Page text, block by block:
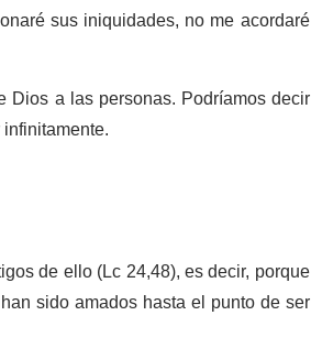
sus iniquidades, no me acordaré
a las personas. Podríamos decir
de ello (Lc 24,48), es decir, porque
sido amados hasta el punto de ser